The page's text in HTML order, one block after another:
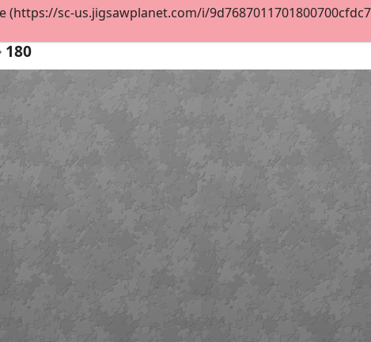
180
(https://sc-us.jigsawplanet.com/i/